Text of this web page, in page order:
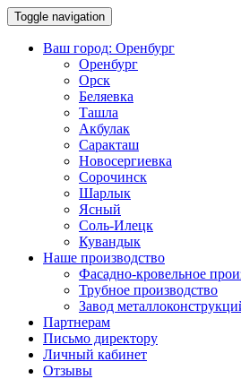
Toggle navigation
Ваш город: Оренбург
Оренбург
Орск
Беляевка
Ташла
Акбулак
Саракташ
Новосергиевка
Сорочинск
Шарлык
Ясный
Соль-Илецк
Кувандык
Наше производство
Фасадно-кровельное
Трубное производство
Завод
Партнерам
Письмо директору
Личный кабинет
Отзывы